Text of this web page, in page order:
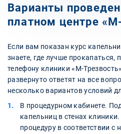
Варианты
платном центре
Если вам показан курс
знаете, где лучше прокапаться,
телефону клиники «М-
развернуто ответят на все
несколько вариантов условий
В процедурном кабинете.
капельниц в стенах
процедуру в соответствии с